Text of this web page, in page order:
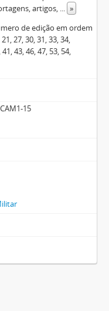
artigos, ... »
de edição em ordem
27, 30, 31, 33, 34,
43, 46, 47, 53, 54,
15